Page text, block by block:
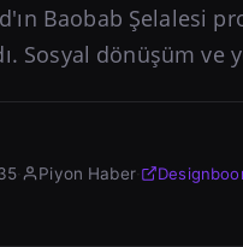
Baobab Şelalesi
Sosyal dönüşüm
Piyon Haber·